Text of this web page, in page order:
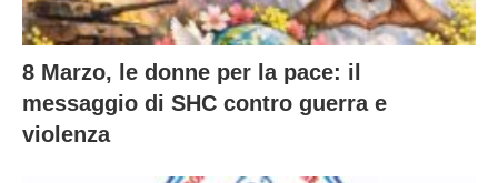
8 Marzo, le donne per la pace: il
messaggio di SHC contro guerra e
violenza